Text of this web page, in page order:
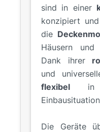
sind in einer
konzipiert
die
Häusern und
Dank ihrer
und
flexibel in
Die Geräte